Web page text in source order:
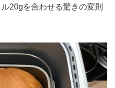
20gを合わせる驚きの変則